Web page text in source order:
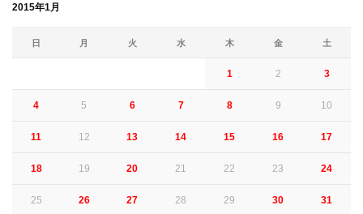
2015年1月
日 月 火 水 木 金 土
1 2 3
4 5 6 7 8 9 10
11 12 13 14 15 16 17
18 19 20 21 22 23 24
25 26 27 28 29 30 31